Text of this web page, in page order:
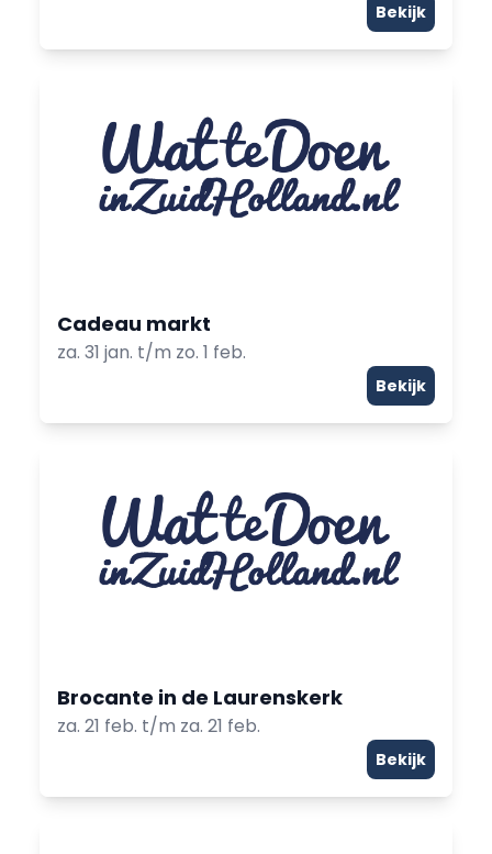
Bekijk
Cadeau markt
za. 31 jan. t/m zo. 1 feb.
Bekijk
Brocante in de Laurenskerk
za. 21 feb. t/m za. 21 feb.
Bekijk